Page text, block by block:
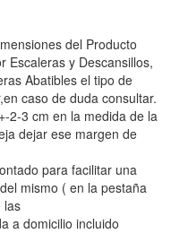
del Producto
Escaleras y Descansillos,
Abatibles el tipo de
caso de duda consultar.
2-3 cm en la medida de la
dejar ese margen de
para facilitar una
mismo ( en la pestaña
las
a domicilio incluido